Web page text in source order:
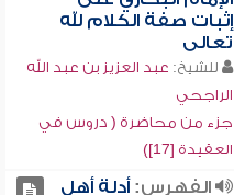
إثبات صفة الكلام لله
تعالى
للشيخ: عبد العزيز بن عبد الله
الراجحي
جزء من محاضرة ( دروس في
العقيدة [17])
الفهرس:أدلة أهل